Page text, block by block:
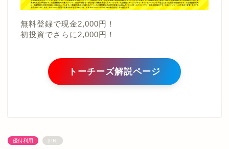
無料登録で現金2,000円！
初投資でさらに2,000円！
トーチーズ解説ページ
優待利用 [PR]